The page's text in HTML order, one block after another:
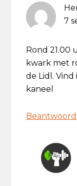
7
Rond 21.00
kwark met
de Lidl.
kaneel